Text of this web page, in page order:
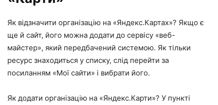
Як відзначити організацію на «Яндекс.Картах»? Якщо є
ще й сайт, його можна додати до сервісу «веб-
майстер», який передбачений системою. Як тільки
ресурс знаходиться у списку, слід перейти за
посиланням «Мої сайти» і вибрати його.
Як додати організацію на «Яндекс.Карти»? У пункті